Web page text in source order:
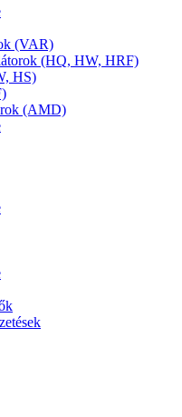
(VAR)
(HQ, HW, HRF)
HS)
(AMD)